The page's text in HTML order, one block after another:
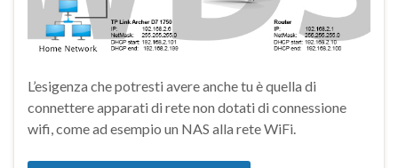
L’esigenza che potresti avere anche tu è quella di
connettere apparati di rete non dotati di connessione
wifi, come ad esempio un NAS alla rete WiFi.